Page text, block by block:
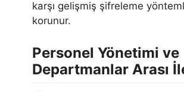
karşı gelişmiş şifreleme
korunur.
Personel Yönetimi ve
Departmanlar Arası